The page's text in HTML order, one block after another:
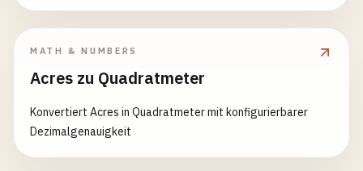
MATH & NUMBERS
Acres zu Quadratmeter
Konvertiert Acres in Quadratmeter mit konfigurierbarer
Dezimalgenauigkeit